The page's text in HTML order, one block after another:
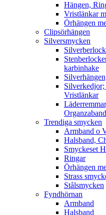
Hängen,
Vristlänkar
Örhängen
Clipsörhängen
Silversmycken
karbinhake
Vristlänkar
Organzaband
Trendiga smycken
Armband o
Halsband,
Smyckeset
Ringar
Örhängen
Strass
Stålsmycken
Fyndhörnan
Armband
Halsband